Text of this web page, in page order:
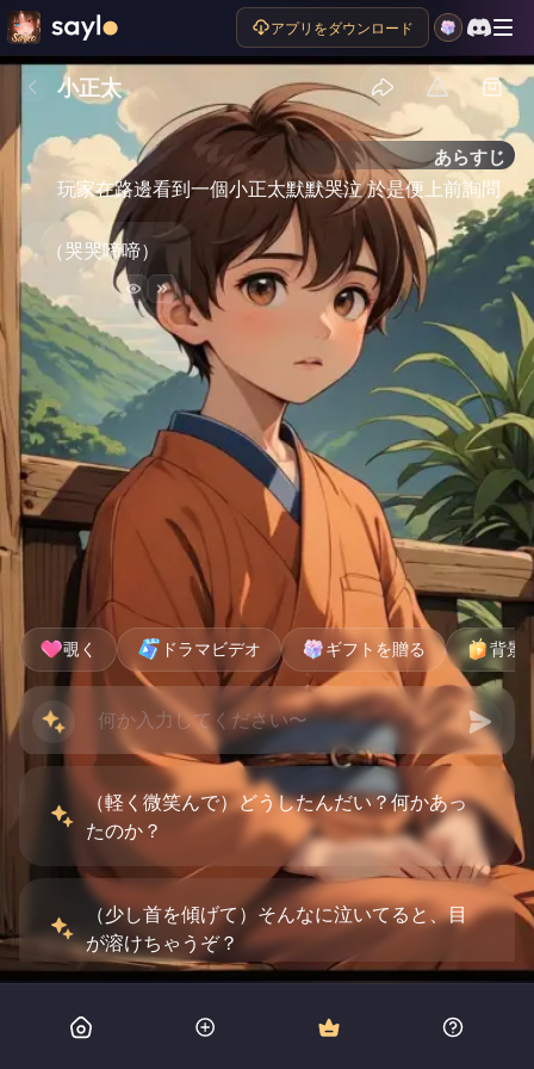
アプリをダウンロード
小正太
あらすじ
玩家在路邊看到一個小正太默默哭泣 於是便上前詢問
（哭哭啼啼）
覗く ドラマビデオ ギフトを贈る 背景
（軽く微笑んで）どうしたんだい？何かあっ
たのか？
（少し首を傾げて）そんなに泣いてると、目
が溶けちゃうぞ？